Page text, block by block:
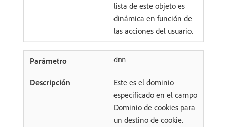
lista de este objeto es
dinámica en función de
las acciones del usuario.
dmn
Este es el dominio
especificado en el campo
Dominio de cookies para
un destino de cookie.